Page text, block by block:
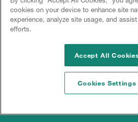
採用に関するお問い合わせ
Legal
cookies on your device to enhance site
experience, analyze site usage, and
efforts.
Accept All
Cookies Settings